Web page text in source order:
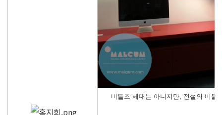
비틀즈 세대는 아니지만, 전설의 비틀